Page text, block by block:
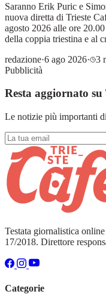
Saranno Erik Puric e
nuova diretta di Trieste
agosto 2026 alle ore
della coppia triestina e al
redazione·6 ago 2026·
3
Pubblicità
Resta aggiornato su
Le notizie più importanti
Testata giornalistica
17/2018. Direttore
Categorie